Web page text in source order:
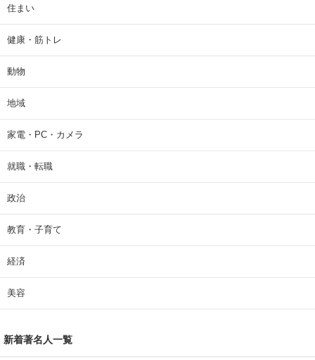
住まい
健康・筋トレ
動物
地域
家電・PC・カメラ
就職・転職
政治
教育・子育て
経済
美容
新着著名人一覧